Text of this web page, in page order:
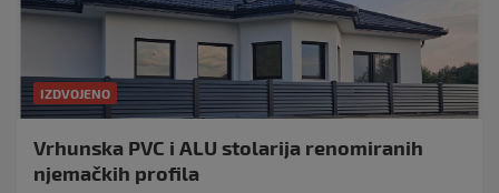
IZDVOJENO
Vrhunska PVC i ALU stolarija renomiranih
njemačkih profila